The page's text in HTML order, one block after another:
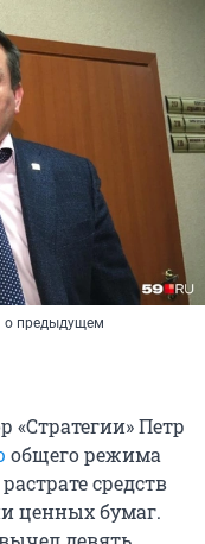
о предыдущем
«Стратегии» Петр
общего режима
средств
ценных бумаг.